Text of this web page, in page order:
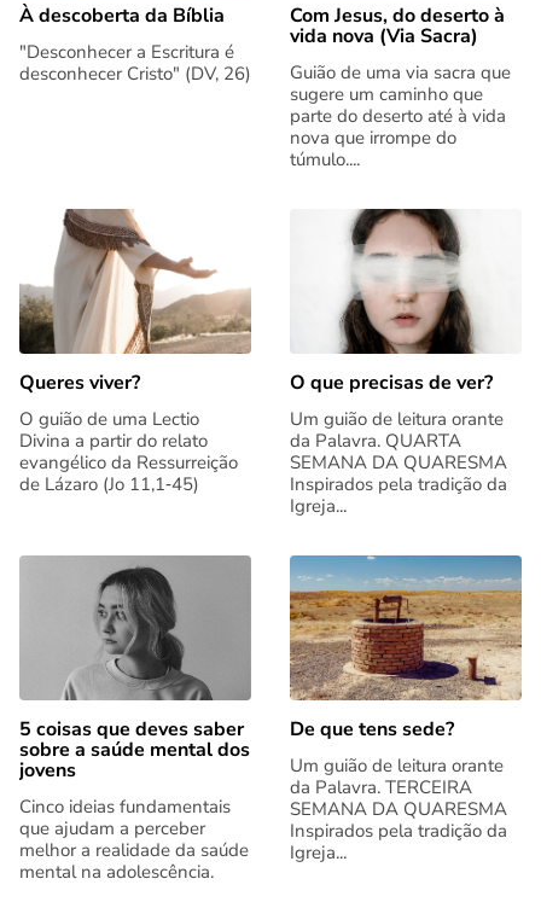
À descoberta da Bíblia
"Desconhecer a Escritura é
desconhecer Cristo" (DV, 26)
Com Jesus, do deserto à
vida nova (Via Sacra)
Guião de uma via sacra que
sugere um caminho que
parte do deserto até à vida
nova que irrompe do
túmulo....
Queres viver?
O guião de uma Lectio
Divina a partir do relato
evangélico da Ressurreição
de Lázaro (Jo 11,1‑45)
O que precisas de ver?
Um guião de leitura orante
da Palavra. QUARTA
SEMANA DA QUARESMA
Inspirados pela tradição da
Igreja...
5 coisas que deves saber
sobre a saúde mental dos
jovens
Cinco ideias fundamentais
que ajudam a perceber
melhor a realidade da saúde
mental na adolescência.
De que tens sede?
Um guião de leitura orante
da Palavra. TERCEIRA
SEMANA DA QUARESMA
Inspirados pela tradição da
Igreja...